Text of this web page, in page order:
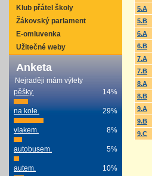
Klub přátel školy
Žákovský parlament
E-omluvenka
Užitečné weby
Anketa
Nejraději mám výlety
pěšky.
14%
na kole. 29%
vlakem. 8%
autobusem. 5%
autem. 10%
5.A
5.B
6.A
6.B
7.A
7.B
8.A
8.B
9.A
9.B
9.C